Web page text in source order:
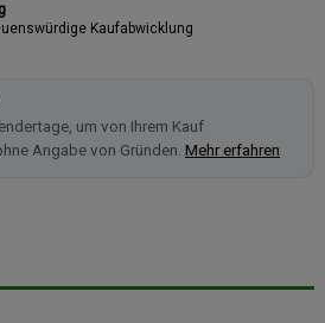
Kaufabwicklung
um von Ihrem Kauf
Angabe von Gründen. Mehr erfahren